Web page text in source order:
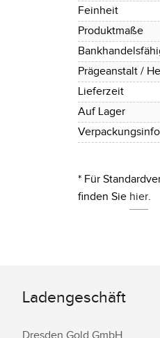
Feinheit
Produktmaße
Prägeanstalt /
Lieferzeit
Auf Lager
* Für
finden Sie hier.
Ladengeschäft